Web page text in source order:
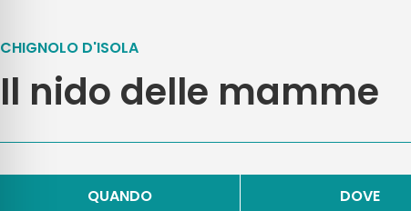
CHIGNOLO D'ISOLA
Il nido delle mamme
QUANDO
DOVE